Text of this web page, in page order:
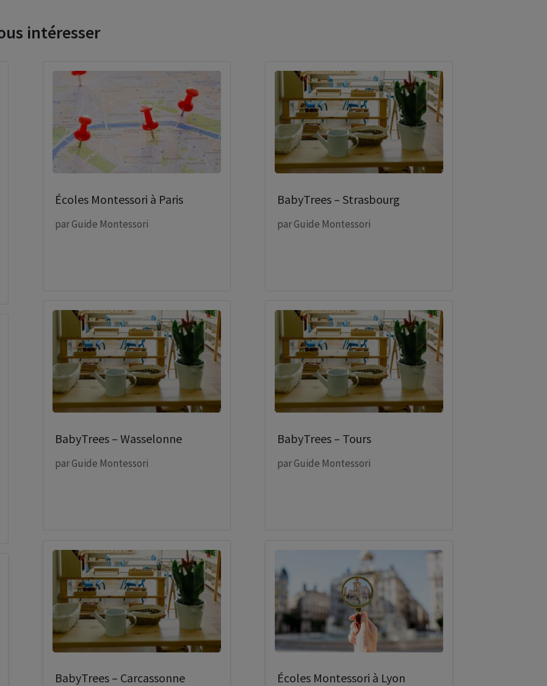
intéresser
Écoles Montessori à Paris
parGuide Montessori
BabyTrees – Wasselonne
parGuide Montessori
BabyTrees – Carcassonne
BabyTrees – Strasbourg
parGuide Montessori
BabyTrees – Tours
parGuide Montessori
Écoles Montessori à Lyon